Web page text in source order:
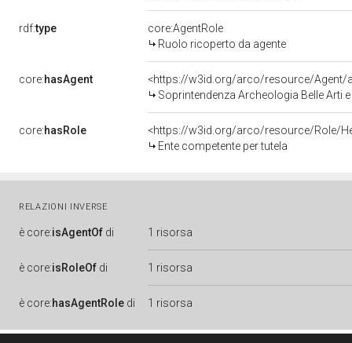
rdf:type
core:AgentRole
Ruolo ricoperto da agente
core:hasAgent
<https://w3id.org/arco/resource/Agent/
Soprintendenza Archeologia Belle Arti
core:hasRole
<https://w3id.org/arco/resource/Role/
Ente competente per tutela
RELAZIONI INVERSE
è core:isAgentOf di 1 risorsa
è core:isRoleOf di 1 risorsa
è core:hasAgentRole di 1 risorsa